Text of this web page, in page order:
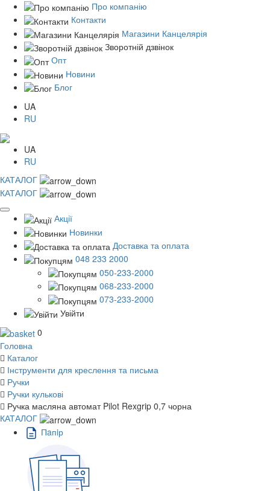
Про компанію
Контакти
Магазини Канцелярія
Зворотній дзвінок
Опт
Новини
Блог
UA
RU
UA
RU
КАТАЛОГ
КАТАЛОГ
Акції
Новинки
Доставка та оплата
048 233 2000
050-233-2000
068-233-2000
073-233-2000
Увійти
0
Головна
Каталог
Інструменти для креслення та письма
Ручки
Ручки кулькові
Ручка масляна автомат Pilot Rexgrip 0,7 чорна
КАТАЛОГ
Пaпiр